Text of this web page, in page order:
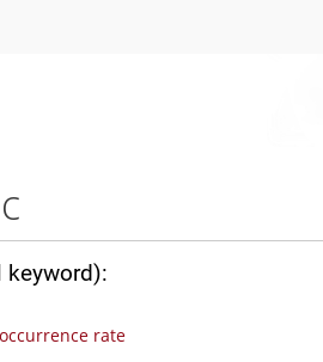
keyword):
rate